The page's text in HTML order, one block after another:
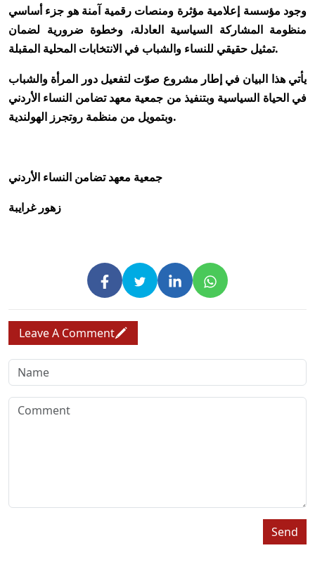
وجود مؤسسة إعلامية مؤثرة ومنصات رقمية آمنة هو جزء أساسي
منظومة المشاركة السياسية العادلة، وخطوة ضرورية لضمان
تمثيل حقيقي للنساء والشباب في الانتخابات المحلية المقبلة.
يأتي هذا البيان في إطار مشروع صوّت لتفعيل دور المرأة والشباب
في الحياة السياسية وبتنفيذ من جمعية معهد تضامن النساء الأردني
وبتمويل من منظمة روتجرز الهولندية.
جمعية معهد تضامن النساء الأردني
زهور غرايبة
Leave A Comment
Send